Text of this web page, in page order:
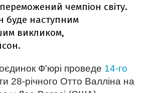
чемпіон світу.
буде наступним
викликом,
Ф'юрі проведе 14-го
28-річного Отто Валліна на